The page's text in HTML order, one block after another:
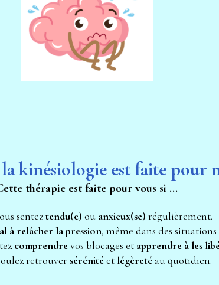
kinésiologie est faite pour
thérapie est faite pour vous si ...
sentez tendu(e) ou anxieux(se) régulièrement.
à relâcher la pression, même dans des situations
comprendre vos blocages et apprendre à les
retrouver sérénité et légèreté au quotidien.